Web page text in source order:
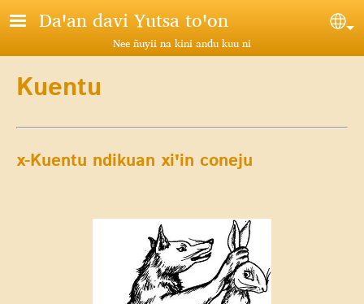
Pasar al contenido principal
Daꞌan davi Yutsa toꞌon
Nee ñuyii na kini andu kuu ni
Kuentu
x-Kuentu ndikuan xiꞌin coneju